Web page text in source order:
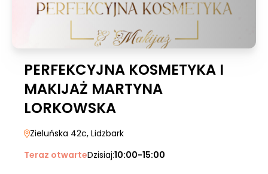
PERFEKCYJNA KOSMETYKA I
MAKIJAŻ MARTYNA
LORKOWSKA
Zieluńska 42c, Lidzbark
Teraz otwarteDzisiaj:10:00-15:00